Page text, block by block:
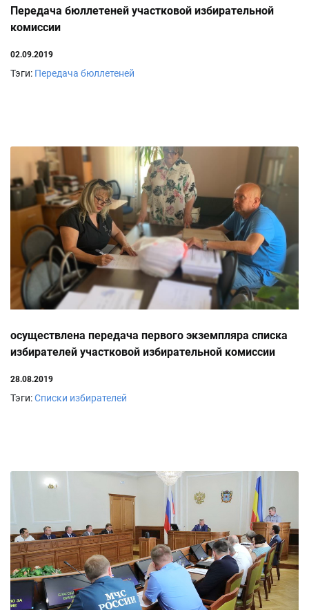
Передача бюллетеней участковой избирательной
комиссии
02.09.2019
Тэги: Передача бюллетеней
осуществлена передача первого экземпляра списка
избирателей участковой избирательной комиссии
28.08.2019
Тэги:Списки избирателей